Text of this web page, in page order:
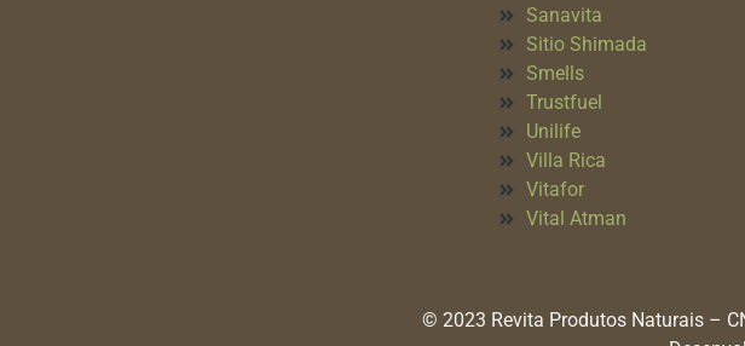
Sanavita
Sitio Shimada
Smells
Trustfuel
Unilife
Villa Rica
Vitafor
Vital Atman
© 2023 Revita Produtos Naturais –